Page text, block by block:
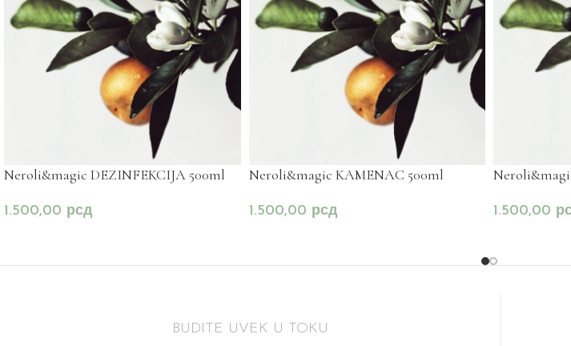
Neroli&magic DEZINFEKCIJA 500ml
1.500,00 рсд
Neroli&magic KAMENAC 500ml
1.500,00 рсд 1.500,00
BUDITE UVEK U TOKU